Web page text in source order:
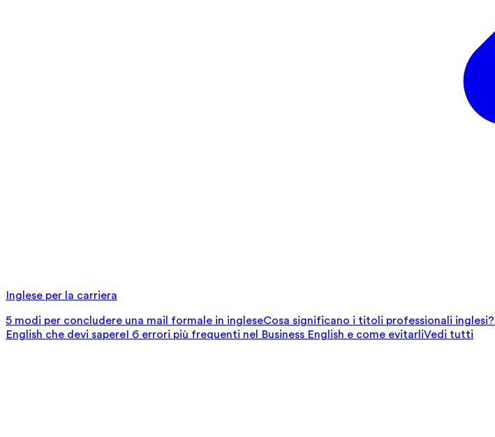
Inglese per la carriera
5 modi per concludere una mail formale in ingleseCosa significano i titoli professionali inglesi?
English che devi sapereI 6 errori più frequenti nel Business English e come evitarliVedi tutti